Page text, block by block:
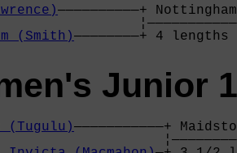
——————————+
(Smith)
Junior
(Tugulu)———————————+